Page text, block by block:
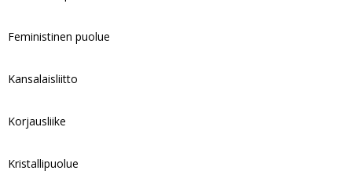
Feministinen puolue
Kansalaisliitto
Korjausliike
Kristallipuolue